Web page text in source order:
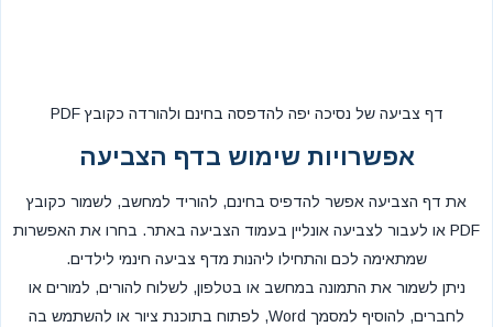
דף צביעה של נסיכה יפה להדפסה בחינם ולהורדה כקובץ PDF
אפשרויות שימוש בדף הצביעה
את דף הצביעה אפשר להדפיס בחינם, להוריד למחשב, לשמור כקובץ
PDF או לעבור לצביעה אונליין בעמוד הצביעה באתר. בחרו את האפשרות
שמתאימה לכם והתחילו ליהנות מדף צביעה חינמי לילדים.
ניתן לשמור את התמונה במחשב או בטלפון, לשלוח להורים, למורים או
לחברים, להוסיף למסמך Word, לפתוח בתוכנת ציור או להשתמש בה